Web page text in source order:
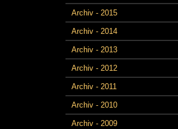
Archiv - 2015
Archiv - 2014
Archiv - 2013
Archiv - 2012
Archiv - 2011
Archiv - 2010
Archiv - 2009